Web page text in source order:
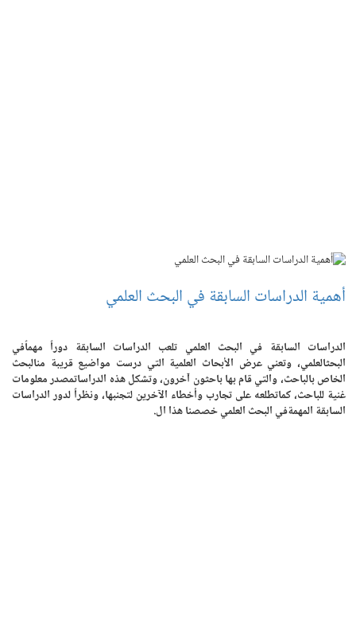
أهمية الدراسات السابقة في البحث العلمي
الدراسات السابقة في البحث العلمي تلعب الدراسات السابقة دوراً مهماًفي
البحثالعلمي، وتعني عرض الأبحاث العلمية التي درست مواضيع قريبة منالبحث
الخاص بالباحث، والتي قام بها باحثون آخرون، وتشكل هذه الدراساتمصدر معلومات
غنية للباحث، كماتطلعه على تجارب وأخطاء الآخرين لتجنبها، ونظراً لدور الدراسات
السابقة المهمةفي البحث العلمي خصصنا هذا ال.